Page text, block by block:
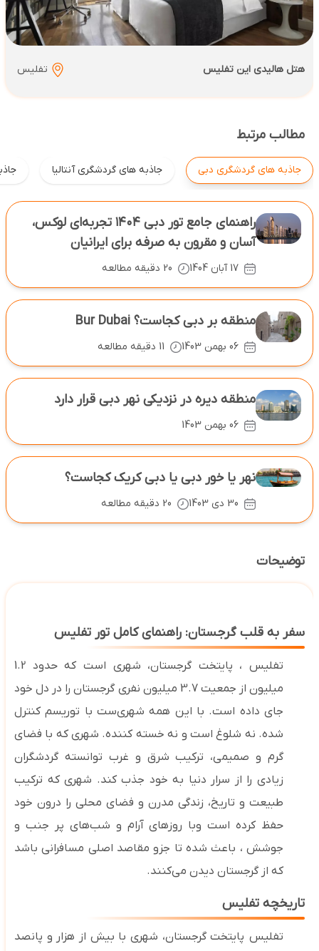
هتل هالیدی این تفلیس تفلیس
مطالب مرتبط
جاذبه های گردشگری دبی جاذبه های گردشگری آنتالیا
راهنمای جامع تور دبی ۱۴۰۴ تجربه‌ای لوکس،
آسان و مقرون ‌به‌ صرفه برای ایرانیان
17 آبان 1404 20 دقیقه مطالعه
منطقه بر دبی کجاست؟ Bur Dubai
06 بهمن 1403
منطقه دیره در نزدیکی نهر دبی قرار دارد
06 بهمن 1403
نهر یا خور دبی یا دبی کریک کجاست؟
30 دی 1403 20 دقیقه مطالعه
توضیحات
سفر به قلب گرجستان: راهنمای کامل تور تفلیس
تفلیس ، پایتخت گرجستان، شهری است که حدود 1.2
میلیون از جمعیت 3.7 میلیون نفری گرجستان را در دل خود
جای داده است. با این همه شهری‌ست با توریسم کنترل
شده. نه شلوغ است و نه خسته کننده. شهری که با فضای
گرم و صمیمی، ترکیب شرق و غرب توانسته گردشگران
زیادی را از سرار دنیا به خود جذب کند. شهری که ترکیب
طبیعت و تاریخ، زندگی مدرن و فضای محلی را درون خود
حفظ کرده است وبا روزهای آرام و شب‌های پر جنب و
جوشش ، باعث شده تا جزو مقاصد اصلی مسافرانی باشد
که از گرجستان دیدن می‌کنند.
تاریخچه تفلیس
تفلیس پایتخت گرجستان، شهری با بیش از هزار و پانصد